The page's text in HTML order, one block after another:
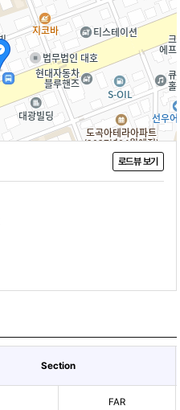
로드뷰 보기
Section
FAR